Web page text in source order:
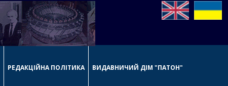
РЕДАКЦІЙНА ПОЛІТИКА ВИДАВНИЧИЙ ДІМ "ПАТОН"